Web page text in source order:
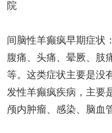
院
间脑性羊癫疯早期症状
腹痛、头痛、晕厥、肢
等。这类症状主要是没
发性羊癫疯疾病，主要
颅内肿瘤、感染、脑血